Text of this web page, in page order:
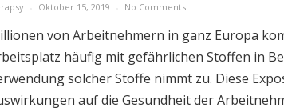
Oktober 15, 2019 No Comments
von Arbeitnehmern in ganz Europa
häufig mit gefährlichen Stoffen in
solcher Stoffe nimmt zu. Diese
auf die Gesundheit der